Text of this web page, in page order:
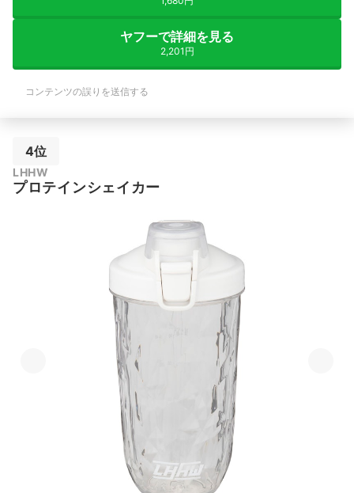
ヤフーで詳細を見る
2,201円
コンテンツの誤りを送信する
4位
LHHW
プロテインシェイカー